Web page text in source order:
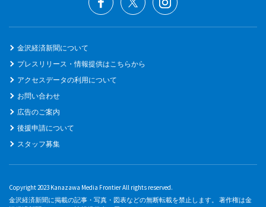
金沢経済新聞について
プレスリリース・情報提供はこちらから
アクセスデータの利用について
お問い合わせ
広告のご案内
後援申請について
スタッフ募集
Copyright 2023 Kanazawa Media Frontier All rights reserved.
金沢経済新聞に掲載の記事・写真・図表などの無断転載を禁止します。 著作権は金